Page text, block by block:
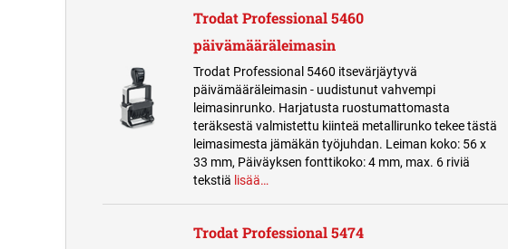
Trodat Professional 5460
päivämääräleimasin
Trodat Professional 5460 itsevärjäytyvä
päivämääräleimasin - uudistunut vahvempi
leimasinrunko. Harjatusta ruostumattomasta
teräksestä valmistettu kiinteä metallirunko tekee tästä
leimasimesta jämäkän työjuhdan. Leiman koko: 56 x
33 mm, Päiväyksen fonttikoko: 4 mm, max. 6 riviä
tekstiä lisää…
Trodat Professional 5474